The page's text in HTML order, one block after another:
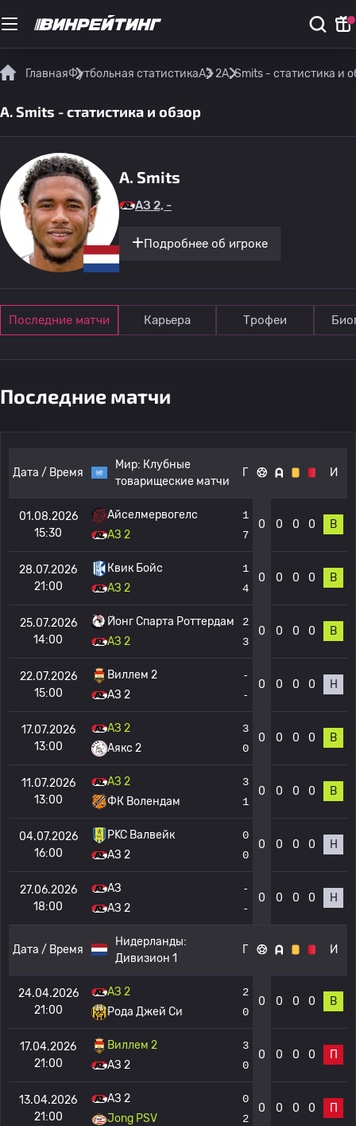
ГлавнаяФутбольная статистикаАЗ 2A. Smits - статистика и
A. Smits - статистика и обзор
A. Smits
АЗ 2, -
Подробнее об игроке
Последние матчи Карьера Трофеи
Последние матчи
Дата / Время
Мир: Клубные
товарищеские матчи
Г И
01.08.2026
15:30
Айселмервогелс
АЗ 2
1
7
0 0 0 0 В
28.07.2026
21:00
Квик Бойс
АЗ 2
1
4
0 0 0 0 В
25.07.2026
14:00
Йонг Спарта Роттердам
АЗ 2
2
3
0 0 0 0 В
22.07.2026
15:00
Виллем 2
АЗ 2
-
-
0 0 0 0 Н
17.07.2026
13:00
АЗ 2
Аякс 2
3
0
0 0 0 0 В
11.07.2026
13:00
АЗ 2
ФК Волендам
3
1
0 0 0 0 В
04.07.2026
16:00
РKC Валвейк
АЗ 2
0
0
0 0 0 0 Н
27.06.2026
18:00
АЗ
АЗ 2
-
-
0 0 0 0 Н
Дата / Время
Нидерланды:
Дивизион 1
Г И
24.04.2026
21:00
АЗ 2
Рода Джей Си
2
0
0 0 0 0 В
17.04.2026
21:00
Виллем 2
АЗ 2
3
0
0 0 0 0 П
13.04.2026
21:00
АЗ 2
Jong PSV
0
2
0 0 0 0 П